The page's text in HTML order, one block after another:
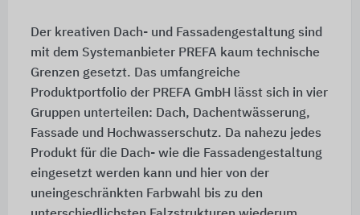
Der kreativen Dach- und Fassadengestaltung sind
mit dem Systemanbieter PREFA kaum technische
Grenzen gesetzt. Das umfangreiche
Produktportfolio der PREFA GmbH lässt sich in vier
Gruppen unterteilen: Dach, Dachentwässerung,
Fassade und Hochwasserschutz. Da nahezu jedes
Produkt für die Dach- wie die Fassadengestaltung
eingesetzt werden kann und hier von der
uneingeschränkten Farbwahl bis zu den